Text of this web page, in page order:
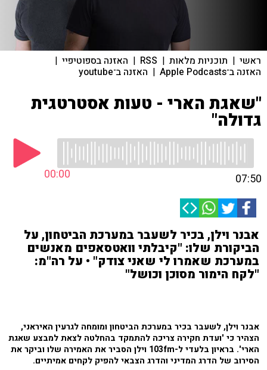
ראשי | תוכניות מלאות |
RSS
| האזנה בספוטיפיי |
האזנה ב־Apple Podcasts | האזנה ב־youtube
"שאגת הארי - טעות אסטרטגית
גדולה"
00:00 07:50
אבנר וילן, בכיר לשעבר במערכת הביטחון, על
הביקורת שלו: "קיבלתי וואטסאפים מאנשים
במערכת שאמרו לי שאני צודק" • על רה"מ:
"לקח הימור מסוכן וכושל"
אבנר וילן, לשעבר בכיר במערכת הביטחון ומומחה לגרעין האיראני,
הצהיר כי 'ועדת חקירה צריכה להתמקד בהחלטה לצאת למבצע שאגת
הארי'. בראיון בלעדי ל-103fm וילן הסביר את האמירה שלו וביקר את
הסירוב של הדרג המדיני והדרג הצבאי להפיק לקחים אמיתיים.